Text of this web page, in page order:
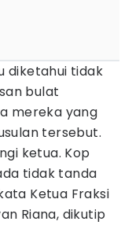
diketahui tidak
bulat
mereka yang
tersebut.
ketua. Kop
tidak tanda
Ketua Fraksi
Riana, dikutip